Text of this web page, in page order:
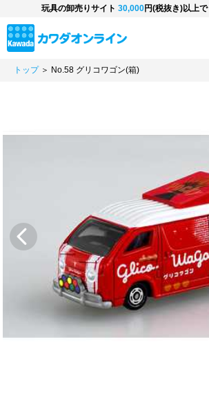
玩具の卸売りサイト 30,000円(税抜き)以上で
トップ＞ No.58 グリコワゴン(箱)